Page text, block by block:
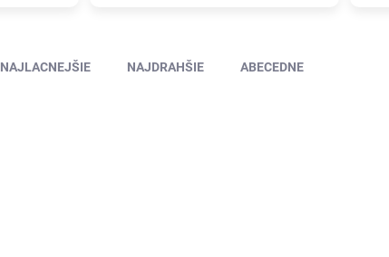
NAJLACNEJŠIE NAJDRAHŠIE ABECEDNE